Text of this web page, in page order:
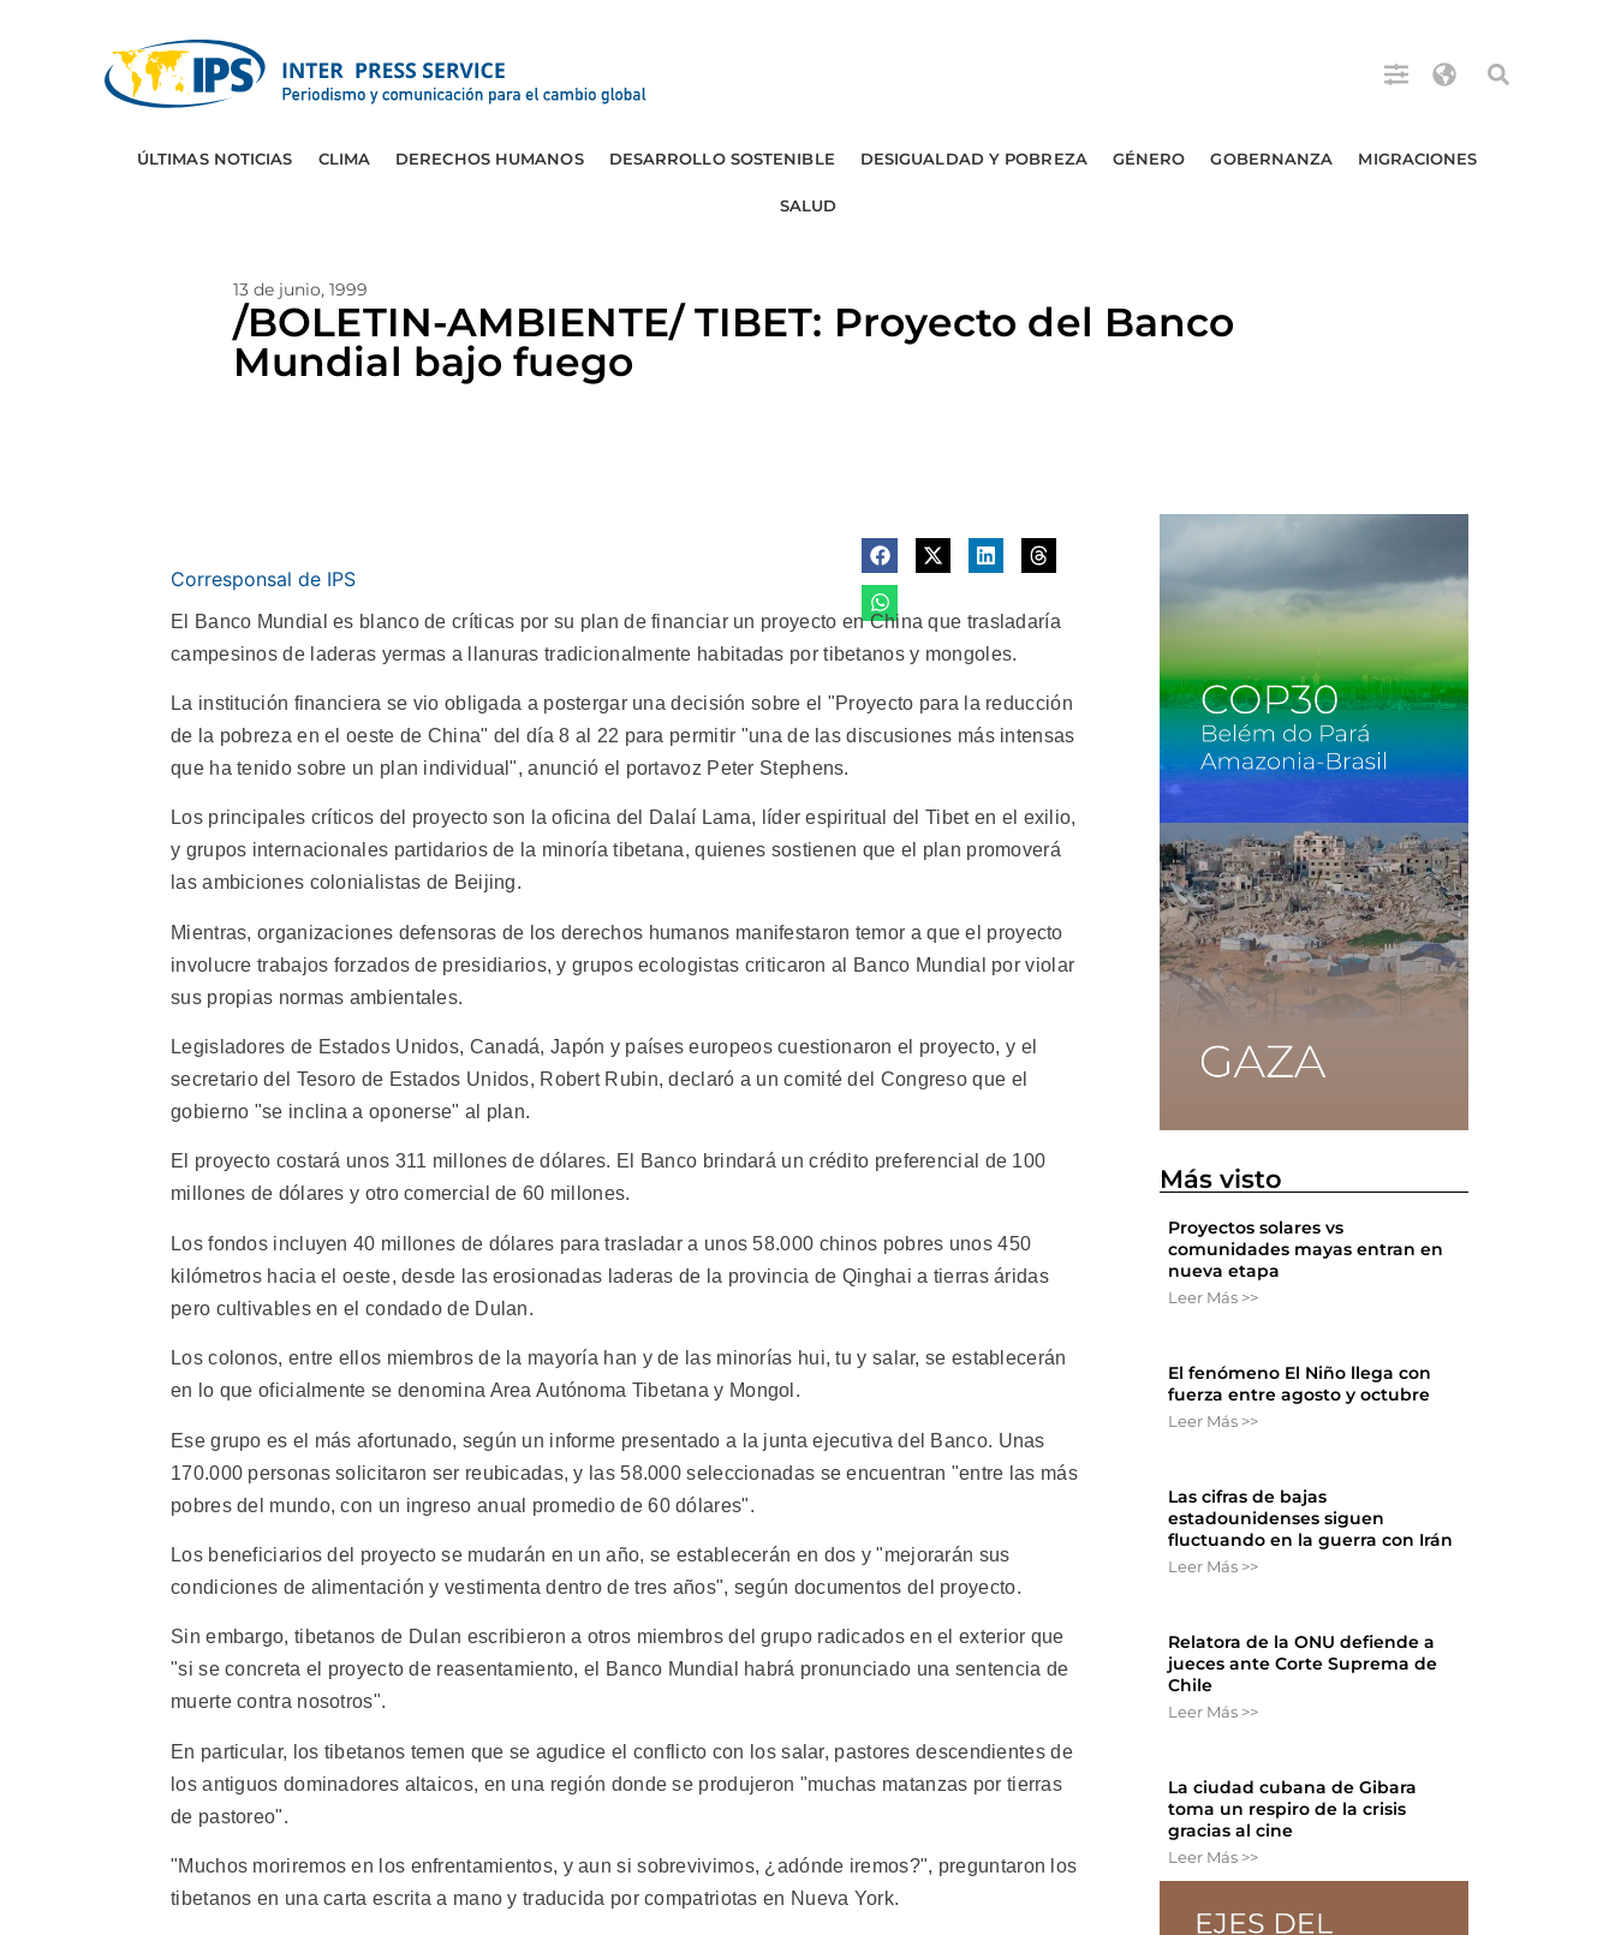
ÚLTIMAS NOTICIAS CLIMA DERECHOS HUMANOS DESARROLLO SOSTENIBLE DESIGUALDAD Y POBREZA GÉNERO GOBERNANZA MIGRACIONES
SALUD
13 de junio, 1999
/BOLETIN-AMBIENTE/ TIBET: Proyecto del Banco
Mundial bajo fuego
Corresponsal de IPS
El Banco Mundial es blanco de críticas por su plan de financiar un proyecto en China que trasladaría
campesinos de laderas yermas a llanuras tradicionalmente habitadas por tibetanos y mongoles.
La institución financiera se vio obligada a postergar una decisión sobre el "Proyecto para la reducción
de la pobreza en el oeste de China" del día 8 al 22 para permitir "una de las discusiones más intensas
que ha tenido sobre un plan individual", anunció el portavoz Peter Stephens.
Los principales críticos del proyecto son la oficina del Dalaí Lama, líder espiritual del Tibet en el exilio,
y grupos internacionales partidarios de la minoría tibetana, quienes sostienen que el plan promoverá
las ambiciones colonialistas de Beijing.
Mientras, organizaciones defensoras de los derechos humanos manifestaron temor a que el proyecto
involucre trabajos forzados de presidiarios, y grupos ecologistas criticaron al Banco Mundial por violar
sus propias normas ambientales.
Legisladores de Estados Unidos, Canadá, Japón y países europeos cuestionaron el proyecto, y el
secretario del Tesoro de Estados Unidos, Robert Rubin, declaró a un comité del Congreso que el
gobierno "se inclina a oponerse" al plan.
El proyecto costará unos 311 millones de dólares. El Banco brindará un crédito preferencial de 100
millones de dólares y otro comercial de 60 millones.
Los fondos incluyen 40 millones de dólares para trasladar a unos 58.000 chinos pobres unos 450
kilómetros hacia el oeste, desde las erosionadas laderas de la provincia de Qinghai a tierras áridas
pero cultivables en el condado de Dulan.
Los colonos, entre ellos miembros de la mayoría han y de las minorías hui, tu y salar, se establecerán
en lo que oficialmente se denomina Area Autónoma Tibetana y Mongol.
Ese grupo es el más afortunado, según un informe presentado a la junta ejecutiva del Banco. Unas
170.000 personas solicitaron ser reubicadas, y las 58.000 seleccionadas se encuentran "entre las más
pobres del mundo, con un ingreso anual promedio de 60 dólares".
Los beneficiarios del proyecto se mudarán en un año, se establecerán en dos y "mejorarán sus
condiciones de alimentación y vestimenta dentro de tres años", según documentos del proyecto.
Sin embargo, tibetanos de Dulan escribieron a otros miembros del grupo radicados en el exterior que
"si se concreta el proyecto de reasentamiento, el Banco Mundial habrá pronunciado una sentencia de
muerte contra nosotros".
En particular, los tibetanos temen que se agudice el conflicto con los salar, pastores descendientes de
los antiguos dominadores altaicos, en una región donde se produjeron "muchas matanzas por tierras
de pastoreo".
"Muchos moriremos en los enfrentamientos, y aun si sobrevivimos, ¿adónde iremos?", preguntaron los
tibetanos en una carta escrita a mano y traducida por compatriotas en Nueva York.
Más visto
Proyectos solares vs
comunidades mayas entran en
nueva etapa
Leer Más >>
El fenómeno El Niño llega con
fuerza entre agosto y octubre
Leer Más >>
Las cifras de bajas
estadounidenses siguen
fluctuando en la guerra con Irán
Leer Más >>
Relatora de la ONU defiende a
jueces ante Corte Suprema de
Chile
Leer Más >>
La ciudad cubana de Gibara
toma un respiro de la crisis
gracias al cine
Leer Más >>